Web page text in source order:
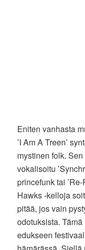
Eniten vanhasta
’I Am A Treen’
mystinen folk.
vokalisoitu
princefunk tai
Hawks -kelloja
pitää, jos vain
odotuksista.
edukseen